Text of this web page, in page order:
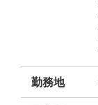
勤務地